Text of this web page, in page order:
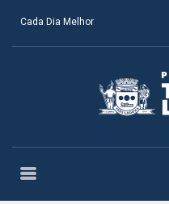
Cada Dia Melhor